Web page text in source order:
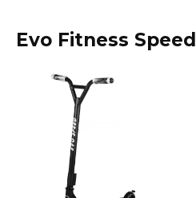
Evo Fitness Speed